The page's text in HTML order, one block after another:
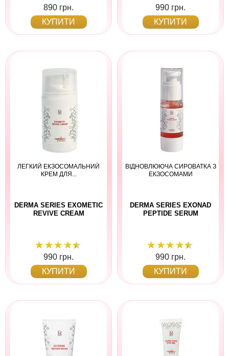
890 грн.
КУПИТИ
990 грн.
КУПИТИ
ЛЕГКИЙ ЕКЗОСОМАЛЬНИЙ
КРЕМ ДЛЯ...
DERMA SERIES EXOMETIC
REVIVE CREAM
990 грн.
КУПИТИ
ВІДНОВЛЮЮЧА СИРОВАТКА З
ЕКЗОСОМАМИ
DERMA SERIES EXONAD
PEPTIDE SERUM
990 грн.
КУПИТИ